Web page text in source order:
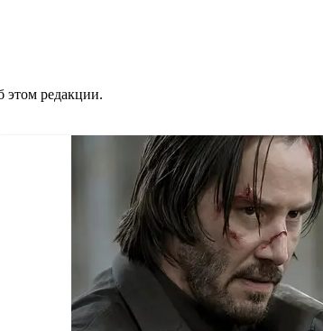
этом редакции.